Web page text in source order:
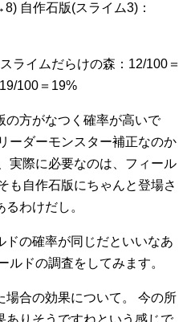
自作石版(スライム3)：
スライムだらけの森：12/100＝
100＝19%
の方がなつく確率が高いで
ーダーモンスター補正なのか
実際に必要なのは、フィール
も自作石版にちゃんと登場さ
わけだし。
ドの確率が同じだといいなあ
ルドの調査をしてみます。
合の効果について。
今の所
ありそうですねという感じで